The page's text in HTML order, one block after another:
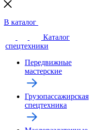
В каталог
Каталог
спецтехники
Передвижные
мастерские
Грузопассажирская
спецтехника